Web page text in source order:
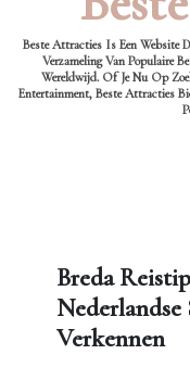
Beste Attracties Is Een Website
Verzameling Van Populaire
Wereldwijd. Of Je Nu Op
Entertainment, Beste Attracties
Breda
Verkennen